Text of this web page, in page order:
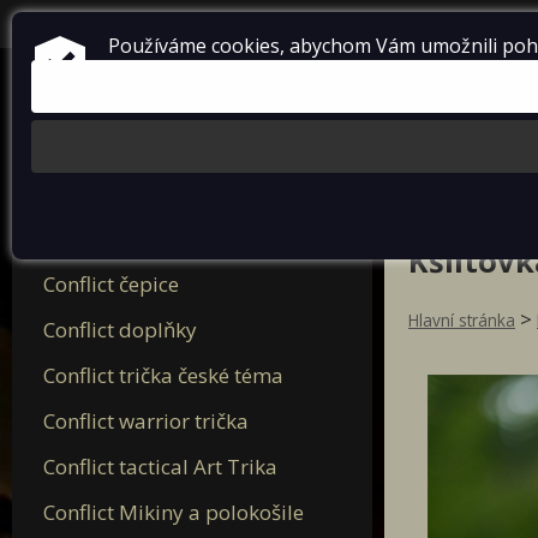
Conflict čepice
Conflict doplňky
Conflict trička české téma
Conflict warrior trička
Conflict tactical Art Trika
Conflict Mikiny a polokošile
Hlavní stránka >
Používáme cookies, abychom Vám umožnili